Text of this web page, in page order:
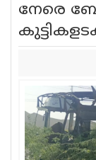
World
Sports
Jwala
നേരെ